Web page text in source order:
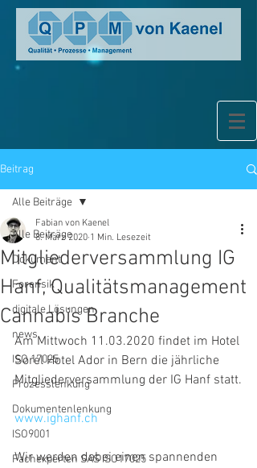
Beitrag
Alle Beiträge
Dokument
Forensik
digitale Lösungen
news
ISO 17025
Prozesslenkung
Dokumentenlenkung
ISO9001
Fachexperten SAS ISO17025
Alle Beiträge
Mitgliederversammlung IG
Hanf, Qualitätsmanagement
Cannabis Branche
Fabian von Kaenel
8. März 2020 1 Min. Lesezeit
Am Mittwoch 11.03.2020 findet im Hotel
Sorel Hotel Ador in Bern die jährliche
Mitgliederversammlung der IG Hanf statt.
www.ighanf.ch
Wir werden dabei einen spannenden